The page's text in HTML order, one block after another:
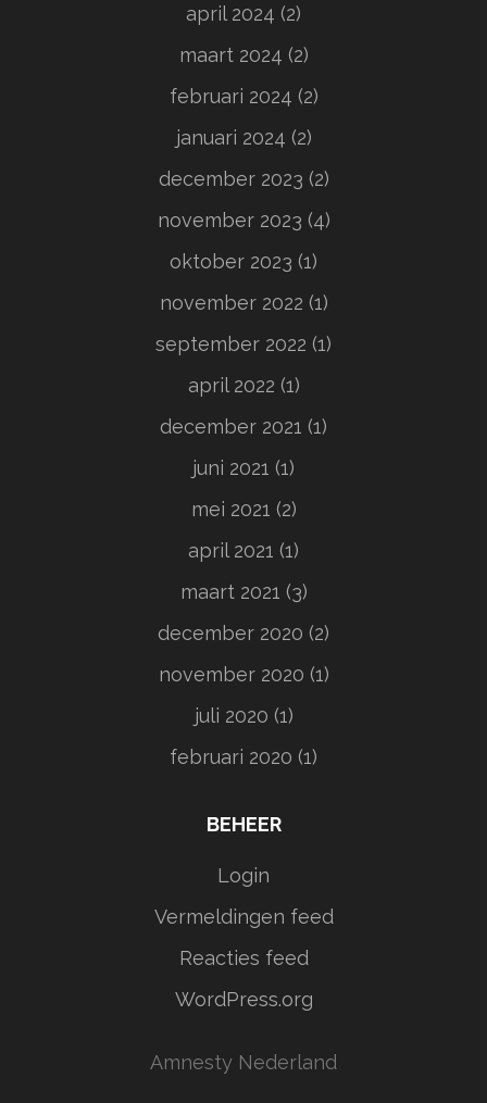
april 2024 (2)
maart 2024 (2)
februari 2024 (2)
januari 2024 (2)
december 2023 (2)
november 2023 (4)
oktober 2023 (1)
november 2022 (1)
september 2022 (1)
april 2022 (1)
december 2021 (1)
juni 2021 (1)
mei 2021 (2)
april 2021 (1)
maart 2021 (3)
december 2020 (2)
november 2020 (1)
juli 2020 (1)
februari 2020 (1)
BEHEER
Login
Vermeldingen feed
Reacties feed
WordPress.org
Amnesty Nederland